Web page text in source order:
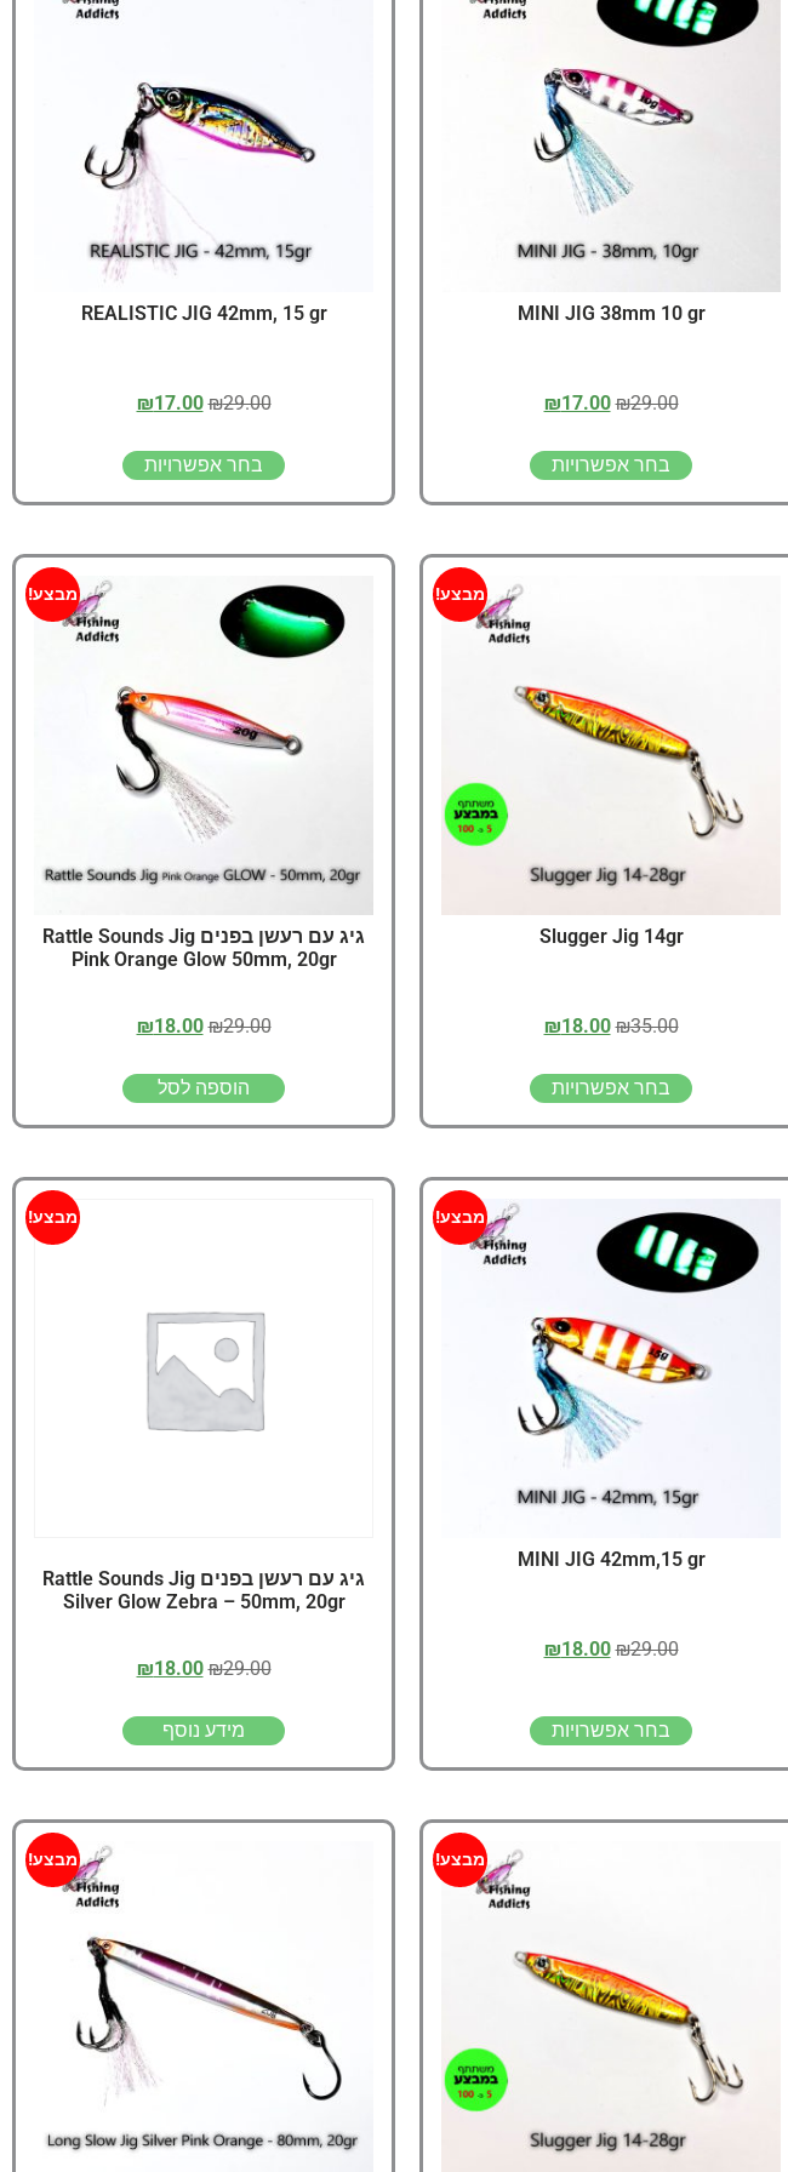
דיג – מאמרים בנושא דיג
החנות שלי – ציוד מומלץ שווה להכנס!
סל קניות
תקנון אתר
MINI JIG 38mm 10 gr
₪29.00
₪17.00
בחר אפשרויות
REALISTIC JIG 42mm, 15 gr
₪29.00
₪17.00
בחר אפשרויות
מבצע!
Slugger Jig 14gr
₪35.00
₪18.00
בחר אפשרויות
מבצע!
גיג עם רעשן בפנים Rattle Sounds Jig
Pink Orange Glow 50mm, 20gr
₪29.00
₪18.00
הוספה לסל
מבצע!
MINI JIG 42mm,15 gr
₪29.00
₪18.00
בחר אפשרויות
מבצע!
גיג עם רעשן בפנים Rattle Sounds Jig
Silver Glow Zebra – 50mm, 20gr
₪29.00
₪18.00
מידע נוסף
מבצע! מבצע!